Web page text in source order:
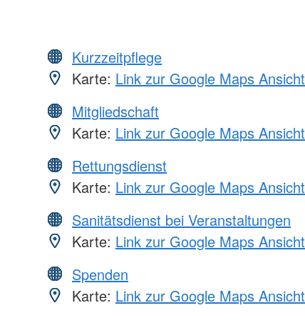
Kurzzeitpflege
Karte: Link zur Google Maps Ansicht
Mitgliedschaft
Karte: Link zur Google Maps Ansicht
Rettungsdienst
Karte: Link zur Google Maps Ansicht
Sanitätsdienst bei Veranstaltungen
Karte: Link zur Google Maps Ansicht
Spenden
Karte: Link zur Google Maps Ansicht